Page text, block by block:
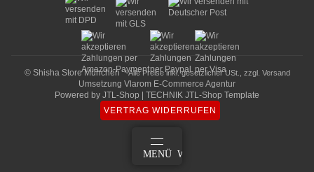
© Shisha Store München* Alle Preise inkl. gesetzlicher USt., zzgl. Versand
Umsetzung Vlarom E-Commerce Agentur
Powered by JTL-Shop
TECHNIK JTL-Shop Template
VERTRAG WIDERRUFEN
MENÜ WARENKORB